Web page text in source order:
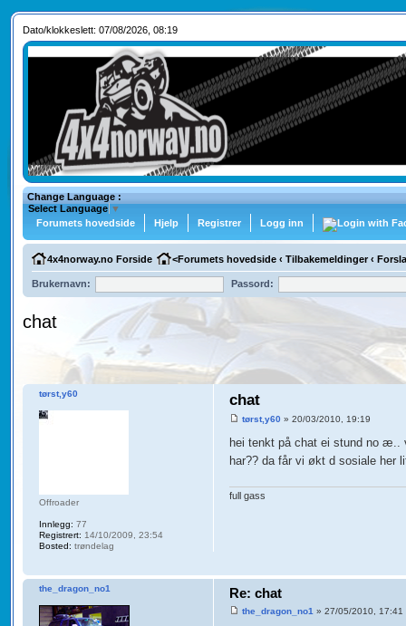
Dato/klokkeslett: 07/08/2026, 08:19
Change Language :
Select Language ▼
Forumets hovedside
Hjelp Registrer Logg inn
4x4norway.no Forside <Forumets hovedside ‹ Tilbakemeldinger ‹
Brukernavn: Passord:
chat
chat
tørst,y60 » 20/03/2010, 19:19
hei tenkt på chat ei stund no æ..
har?? da får vi økt d sosiale her
full gass
tørst,y60
Offroader
Innlegg: 77
Registrert: 14/10/2009, 23:54
Bosted: trøndelag
Re: chat
the_dragon_no1 » 27/05/2010, 17:41
the_dragon_no1